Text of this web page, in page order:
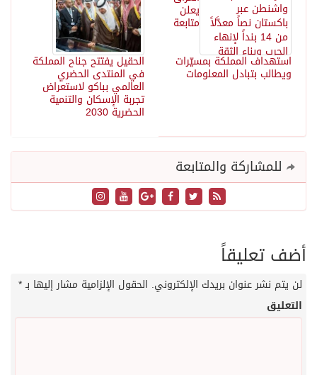
الحقيل يفتتح جناح المملكة
في المنتدى الحضري
العالمي بباكو لاستعراض
تجربة الإسكان والتنمية
الحضرية 2030
يعلن
متابعة
استهداف المملكة بمسيّرات
ويطالب بتبادل المعلومات
للمشاركة والمتابعة
أضف تعليقاً
لن يتم نشر عنوان بريدك الإلكتروني. الحقول الإلزامية مشار إليها بـ*
التعليق